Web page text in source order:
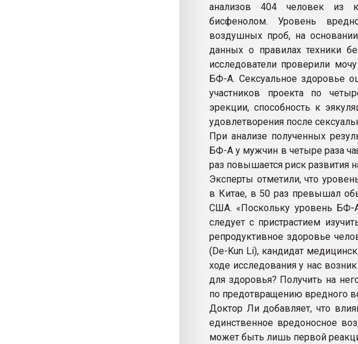
анализов 404 человек из
бисфенолом. Уровень
воздушных проб, на
данных о правилах техники
исследователи проверили
БФ-А. Сексуальное здоровье
участников проекта по
эрекции, способность к
удовлетворения после
При анализе полученных
БФ-А у мужчин в четыре раза
раз повышается риск развития
Эксперты отметили, что
в Китае, в 50 раз превышал
США. «Поскольку уровень
следует с пристрастием
репродуктивное здоровье
(De-Kun Li), кандидат
ходе исследования у нас
для здоровья? Получить на
по предотвращению вредного
Доктор Ли добавляет, что
единственное вредоносное
может быть лишь первой